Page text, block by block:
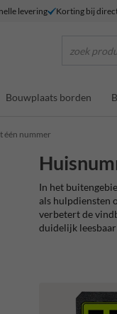
levering Korting bij
zoek
Bouwplaats borden
één nummer
In het
als hulpdiensten
verbetert de
duidelijk